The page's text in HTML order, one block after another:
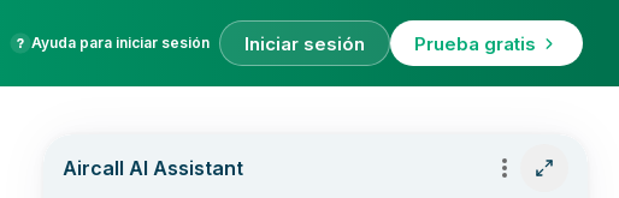
Ayuda para iniciar sesión Iniciar sesión Prueba gratis